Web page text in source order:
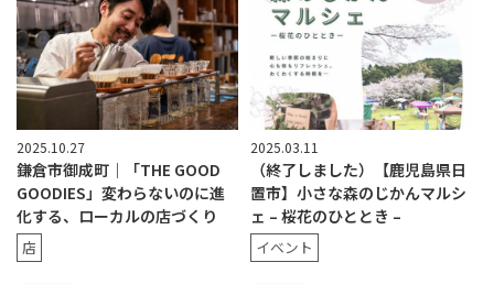
2025.10.27
鎌倉市御成町｜「THE GOOD
GOODIES」変わらないのに進
化する、ローカルの店づくり
店
2025.03.11
（終了しました）【鹿児島県日
置市】小さな森のじかんマルシ
ェ – 桜花のひととき –
イベント